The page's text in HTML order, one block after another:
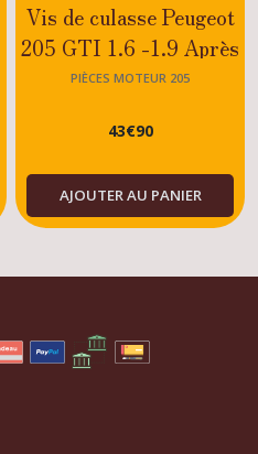
Vis de culasse Peugeot
205 GTI 1.6 -1.9 Après
04/1987
PIÈCES MOTEUR 205
43€90
AJOUTER AU PANIER